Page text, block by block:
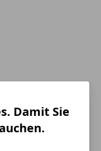
Damit Sie